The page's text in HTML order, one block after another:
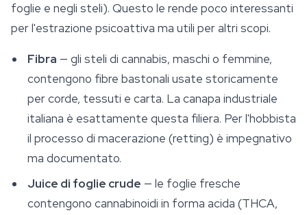
foglie e negli steli). Questo le rende poco interessanti
per l'estrazione psicoattiva ma utili per altri scopi.
Fibra — gli steli di cannabis, maschi o femmine,
contengono fibre bastonali usate storicamente
per corde, tessuti e carta. La canapa industriale
italiana è esattamente questa filiera. Per l'hobbista
il processo di macerazione (retting) è impegnativo
ma documentato.
Juice di foglie crude — le foglie fresche
contengono cannabinoidi in forma acida (THCA,